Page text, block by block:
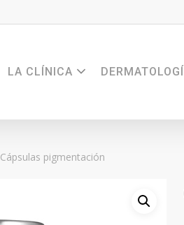
LA CLÍNICA
Cápsulas pigmentación